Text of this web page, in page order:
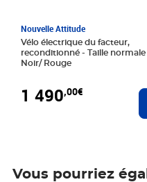
Nouvelle Attitude
Vélo électrique du facteur,
reconditionné - Taille normale -
Noir/ Rouge
1 490,00€
Vous pourriez